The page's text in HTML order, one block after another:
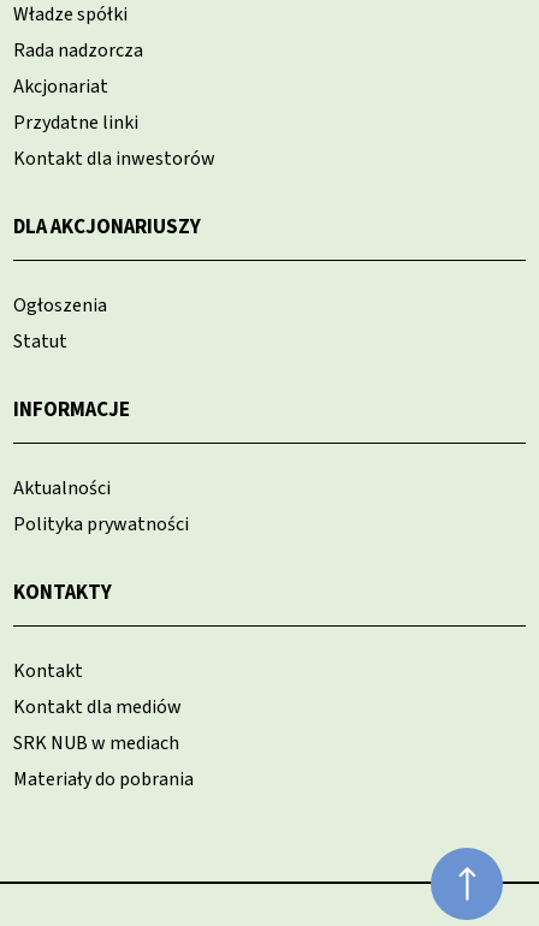
Władze spółki
Rada nadzorcza
Akcjonariat
Przydatne linki
Kontakt dla inwestorów
DLA AKCJONARIUSZY
Ogłoszenia
Statut
INFORMACJE
Aktualności
Polityka prywatności
KONTAKTY
Kontakt
Kontakt dla mediów
SRK NUB w mediach
Materiały do pobrania